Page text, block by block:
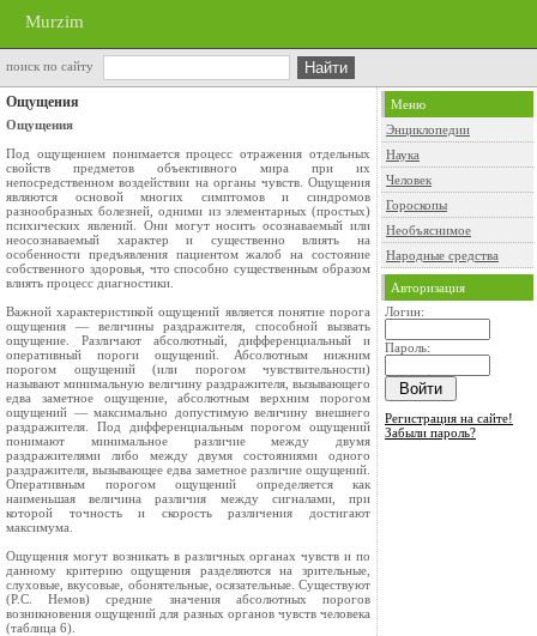
Murzim
поиск по сайту
Ощущения
Ощущения
Под ощущением понимается процесс отражения отдельных
свойств предметов объективного мира при их
непосредственном воздействии на органы чувств. Ощущения
являются основой многих симптомов и синдромов
разнообразных болезней, одними из элементарных (простых)
психических явлений. Они могут носить осознаваемый или
неосознаваемый характер и существенно влиять на
особенности предъявления пациентом жалоб на состояние
собственного здоровья, что способно существенным образом
влиять процесс диагностики.
Важной характеристикой ощущений является понятие порога
ощущения — величины раздражителя, способной вызвать
ощущение. Различают абсолютный, дифференциальный и
оперативный пороги ощущений. Абсолютным нижним
порогом ощущений (или порогом чувствительности)
называют минимальную величину раздражителя, вызывающего
едва заметное ощущение, абсолютным верхним порогом
ощущений — максимально допустимую величину внешнего
раздражителя. Под дифференциальным порогом ощущений
понимают минимальное различие между двумя
раздражителями либо между двумя состояниями одного
раздражителя, вызывающее едва заметное различие ощущений.
Оперативным порогом ощущений определяется как
наименьшая величина различия между сигналами, при
которой точность и скорость различения достигают
максимума.
Ощущения могут возникать в различных органах чувств и по
данному критерию ощущения разделяются на зрительные,
слуховые, вкусовые, обонятельные, осязательные. Существуют
(Р.С. Немов) средние значения абсолютных порогов
возникновения ощущений для разных органов чувств человека
(таблица 6).
Меню
Энциклопедии
Наука
Человек
Гороскопы
Необъяснимое
Народные средства
Авторизация
Логин:
Пароль:
Регистрация на сайте!
Забыли пароль?